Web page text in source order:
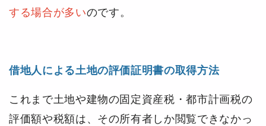
する場合が多いのです。
借地人による土地の評価証明書の取得方法
これまで土地や建物の固定資産税・都市計画税の
評価額や税額は、その所有者しか閲覧できなかっ